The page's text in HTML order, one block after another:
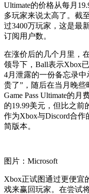
Ultimate的价格从每月
多玩家来说太高了。截
过3400万玩家，这是最
订阅用户数。
在涨价后的几个月里，
领导下，Ball表示Xbox
4月泄露的一份备忘录中
贵了”，随后在当月晚
Game Pass Ultimate的
的19.99美元，但比之前
作为Xbox与Discord合
简版本。
图片：Microsoft
Xbox正试图通过更便宜
戏来赢回玩家。在尝试